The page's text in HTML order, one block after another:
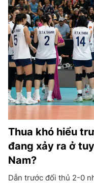
Thua khó hiểu
đang xảy ra ở
Nam?
Dẫn trước đối thủ 2-0